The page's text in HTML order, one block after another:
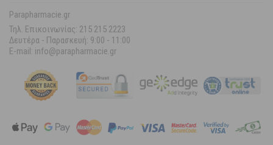
Parapharmacie.gr
Τηλ. Επικοινωνίας: 215 215 2223
Δευτέρα - Παρασκευή: 9:00 - 11:00
E-mail: info@parapharmacie.gr